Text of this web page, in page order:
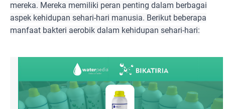
mereka. Mereka memiliki peran penting dalam berbagai
aspek kehidupan sehari-hari manusia. Berikut beberapa
manfaat bakteri aerobik dalam kehidupan sehari-hari: